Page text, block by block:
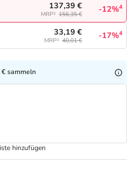
137,39 €
MRP² 156,35 € -12%4
33,19 €
MRP² 40,01 € -17%4
€ sammeln
hinzufügen